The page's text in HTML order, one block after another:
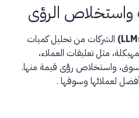
الشركات من تحليل كميات
مثل تعليقات العملاء،
واستخلاص رؤى قيمة منها.
لعملائها وسوقها .